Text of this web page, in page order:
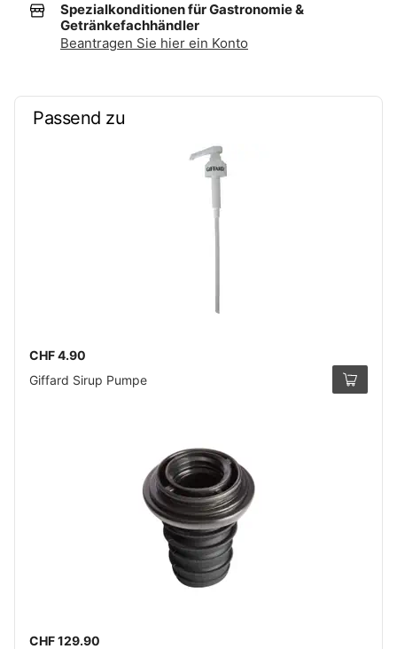
Spezialkonditionen für Gastronomie &
Getränkefachhändler
Beantragen Sie hier ein Konto
Passend zu
CHF 4.90
Giffard Sirup Pumpe
CHF 129.90